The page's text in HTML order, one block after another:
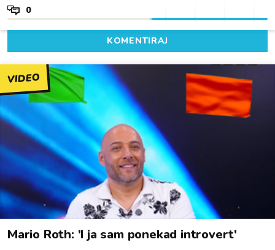
0
KOMENTIRAJ
VIDEO
Mario Roth: 'I ja sam ponekad introvert'